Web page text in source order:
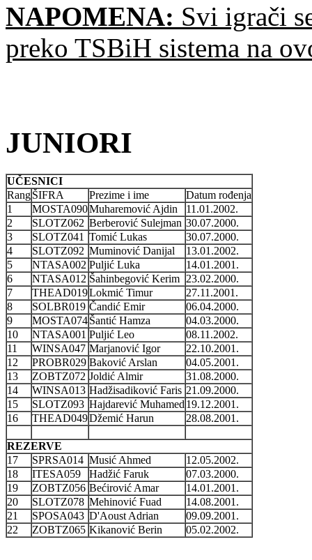
NAPOMENA: Svi igrači
preko TSBiH sistema na
JUNIORI
UČESNICI
RangŠIFRA Prezime i ime
Datum rođenja
1
MOSTA090Muharemović Ajdin
11.01.2002.
2
SLOTZ062 Berberović Sulejman 30.07.2000.
3
SLOTZ041 Tomić Lukas
30.07.2000.
4
SLOTZ092 Muminović Danijal
13.01.2002.
5
NTASA002 Puljić Luka
14.01.2001.
6
NTASA012 Šahinbegović Kerim 23.02.2000.
7
THEAD019Lokmić Timur
27.11.2001.
8
SOLBR019 Čandić Emir
06.04.2000.
9
MOSTA074Šantić Hamza
04.03.2000.
10
NTASA001 Puljić Leo
08.11.2002.
11
WINSA047 Marjanović Igor
22.10.2001.
12
PROBR029 Baković Arslan
04.05.2001.
13
ZOBTZ072 Joldić Almir
31.08.2000.
14
WINSA013 Hadžisadiković Faris 21.09.2000.
15
SLOTZ093 Hajdarević Muhamed 19.12.2001.
16
THEAD049Džemić Harun 28.08.2001.
REZERVE
17
SPRSA014 Musić Ahmed
12.05.2002.
18
ITESA059 Hadžić Faruk
07.03.2000.
19
ZOBTZ056 Bećirović Amar
14.01.2001.
20
SLOTZ078 Mehinović Fuad
14.08.2001.
21
SPOSA043 D'Aoust Adrian
09.09.2001.
22
ZOBTZ065 Kikanović Berin 05.02.2002.